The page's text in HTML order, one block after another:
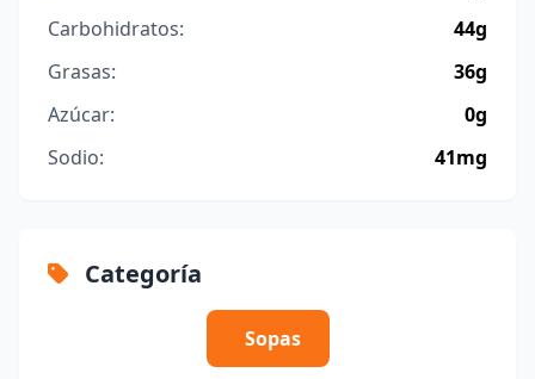
Carbohidratos:
44g
Grasas:
36g
Azúcar:
0g
Sodio:
41mg
Categoría
Sopas